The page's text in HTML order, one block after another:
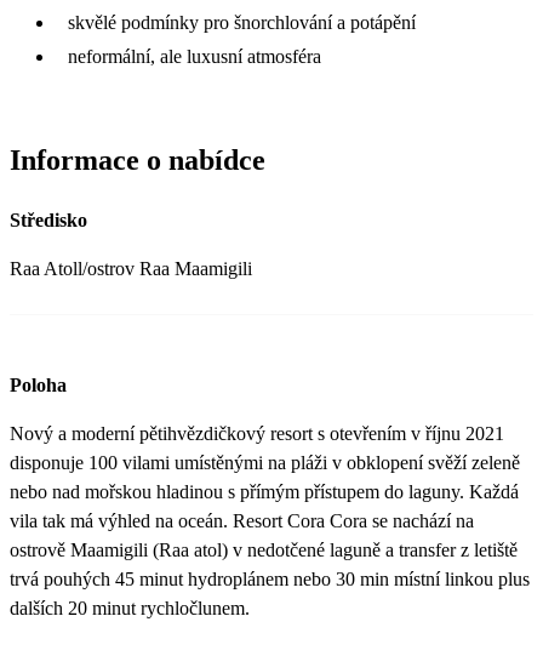
skvělé podmínky pro šnorchlování a potápění
neformální, ale luxusní atmosféra
Informace o nabídce
Středisko
Raa Atoll/ostrov Raa Maamigili
Poloha
Nový a moderní pětihvězdičkový resort s otevřením v říjnu 2021
disponuje 100 vilami umístěnými na pláži v obklopení svěží zeleně
nebo nad mořskou hladinou s přímým přístupem do laguny. Každá
vila tak má výhled na oceán. Resort Cora Cora se nachází na
ostrově Maamigili (Raa atol) v nedotčené laguně a transfer z letiště
trvá pouhých 45 minut hydroplánem nebo 30 min místní linkou plus
dalších 20 minut rychločlunem.